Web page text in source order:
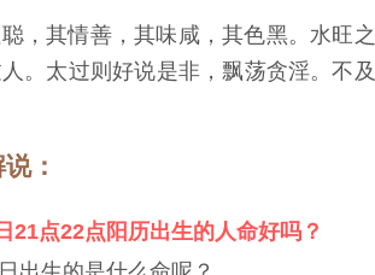
，其情善，其味咸，其色黑。水旺
。太过则好说是非，飘荡贪淫。不
：
21点22点阳历出生的人命好吗？